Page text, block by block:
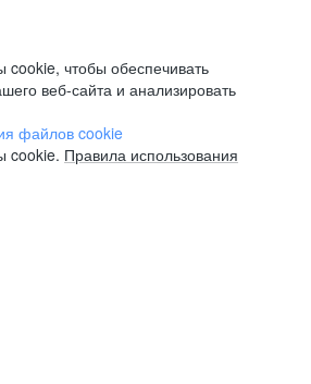
чтобы обеспечивать
веб-сайта и анализировать
файлов cookie
cookie. Правила использования